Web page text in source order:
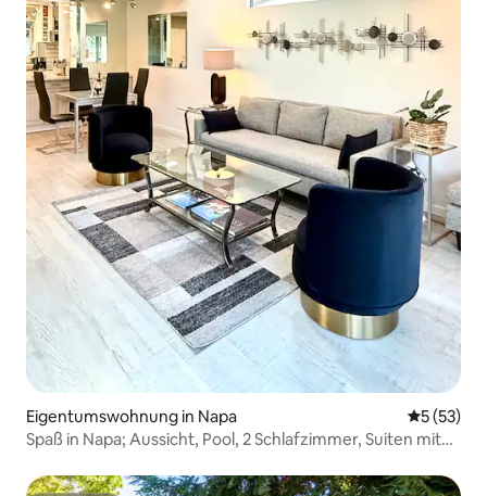
Eigentumswohnung in Napa
5 (53)
Spaß in Napa; Aussicht, Pool, 2 Schlafzimmer, Suiten mit